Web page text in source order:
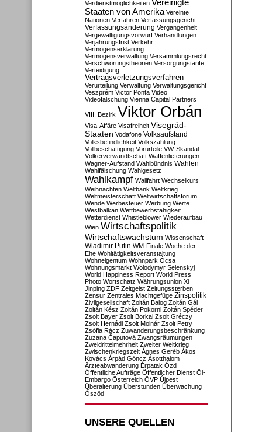
Verdienstmöglichkeiten Vereinigte
Staaten von Amerika Vereinte
Nationen Verfahren Verfassungsgericht
Verfassungsänderung Vergangenheit
Vergewaltigungsvorwurf Verhandlungen
Verjährungsfrist Verkehr
Vermögenserklärung
Vermögensverwaltung Versammlungsrecht
Verschwörungstheorien Versorgungstarife
Verteidigung
Vertragsverletzungsverfahren
Verurteilung Verwaltung Verwaltungsgericht
Veszprém Victor Ponta Video
Videofälschung Vienna Capital Partners
VIII. Bezirk Viktor Orbán
Visa-Affäre Visafreiheit Visegrád-
Staaten Vodafone Volksaufstand
Volksbefindlichkeit Volkszählung
Vollbeschäftigung Vorurteile VW-Skandal
Völkerverwandtschaft Waffenlieferungen
Wagner-Aufstand Wahlbündnis Wahlen
Wahlfälschung Wahlgesetz
Wahlkampf Wallfahrt Wechselkurs
Weihnachten Weltbank Weltkrieg
Weltmeisterschaft Weltwirtschaftsforum
Wende Werbesteuer Werbung Werte
Westbalkan Wettbewerbsfähigkeit
Wetterdienst Whistleblower Wiederaufbau
Wien Wirtschaftspolitik
Wirtschaftswachstum Wissenschaft
Wladimir Putin WM-Finale Woche der
Ehe Wohltätigkeitsveranstaltung
Wohneigentum Wohnpark Ócsa
Wohnungsmarkt Wolodymyr Selenskyj
World Happiness Report World Press
Photo Wortschatz Währungsunion Xi
Jinping ZDF Zeitgeist Zeitungssterben
Zensur Zentrales Machtgefüge Zinspolitik
Zivilgesellschaft Zoltán Balog Zoltán Gál
Zoltán Kész Zoltán Pokorni Zoltán Spéder
Zsolt Bayer Zsolt Borkai Zsolt Gréczy
Zsolt Hernádi Zsolt Molnár Zsolt Petry
Zsófia Rácz Zuwanderungsbeschränkung
Zuzana Čaputová Zwangsräumungen
Zweidrittelmehrheit Zweiter Weltkrieg
Zwischenkriegszeit Ágnes Geréb Ákos
Kovács Árpád Göncz Ásotthalom
Ärzteabwanderung Érpatak Ózd
Öffentliche Aufträge Öffentlicher Dienst Öl-
Embargo Österreich ÖVP Újpest
Überalterung Überstunden Überwachung
Őszöd
UNSERE QUELLEN